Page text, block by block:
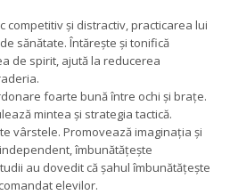
competitiv și distractiv, practicarea lui
sănătate. Întărește și tonifică
de spirit, ajută la reducerea
foarte bună între ochi și brațe.
mintea și strategia tactică.
vârstele. Promovează imaginația și
îmbunătățește
au dovedit că șahul îmbunătățește
elevilor.